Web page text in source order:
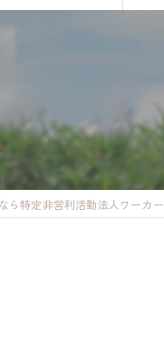
ら特定非営利活動法人ワーカ